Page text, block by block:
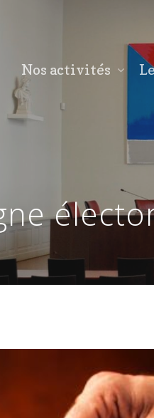
search or ESC to close
Nos activités